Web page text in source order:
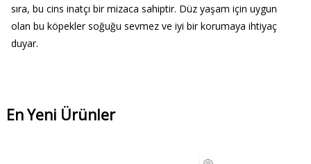
sıra, bu cins inatçı bir mizaca sahiptir. Düz yaşam için uygun
olan bu köpekler soğuğu sevmez ve iyi bir korumaya ihtiyaç
duyar.
En Yeni Ürünler